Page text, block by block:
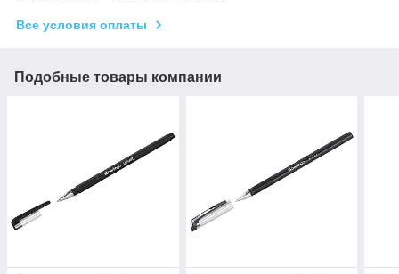
Все условия оплаты
Подобные товары компании